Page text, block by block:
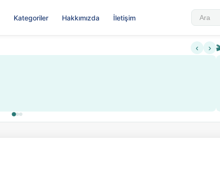
Kategoriler Hakkımızda İletişim
‹ ›